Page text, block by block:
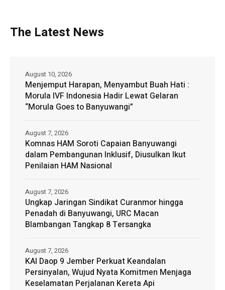
The Latest News
Menjemput Harapan, Menyambut Buah Hati :
Morula IVF Indonesia Hadir Lewat Gelaran
“Morula Goes to Banyuwangi”
August 10, 2026
Komnas HAM Soroti Capaian Banyuwangi
dalam Pembangunan Inklusif, Diusulkan Ikut
Penilaian HAM Nasional
August 7, 2026
Ungkap Jaringan Sindikat Curanmor hingga
Penadah di Banyuwangi, URC Macan
Blambangan Tangkap 8 Tersangka
August 7, 2026
KAI Daop 9 Jember Perkuat Keandalan
Persinyalan, Wujud Nyata Komitmen Menjaga
Keselamatan Perjalanan Kereta Api
August 7, 2026